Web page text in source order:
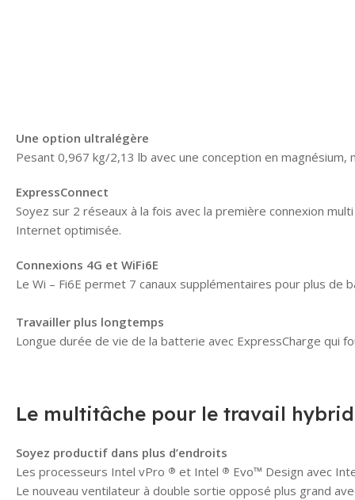
Une option ultralégère
Pesant 0,967 kg/2,13 lb avec une conception en
ExpressConnect
Soyez sur 2 réseaux à la fois avec la première connexion
Internet optimisée.
Connexions 4G et WiFi6E
Le Wi – Fi6E permet 7 canaux supplémentaires pour plus
Travailler plus longtemps
Longue durée de vie de la batterie avec ExpressCharge qui
Le multitâche pour le travail
Soyez productif dans plus d’endroits
Les processeurs Intel vPro ® et Intel ® Evo™ Design avec
Le nouveau ventilateur à double sortie opposé plus grand